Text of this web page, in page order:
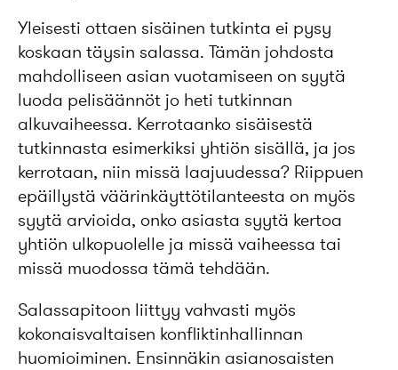
Yleisesti ottaen sisäinen tutkinta ei pysy
koskaan täysin salassa. Tämän johdosta
mahdolliseen asian vuotamiseen on syytä
luoda pelisäännöt jo heti tutkinnan
alkuvaiheessa. Kerrotaanko sisäisestä
tutkinnasta esimerkiksi yhtiön sisällä, ja jos
kerrotaan, niin missä laajuudessa? Riippuen
epäillystä väärinkäyttötilanteesta on myös
syytä arvioida, onko asiasta syytä kertoa
yhtiön ulkopuolelle ja missä vaiheessa tai
missä muodossa tämä tehdään.
Salassapitoon liittyy vahvasti myös
kokonaisvaltaisen konfliktinhallinnan
huomioiminen. Ensinnäkin asianosaisten